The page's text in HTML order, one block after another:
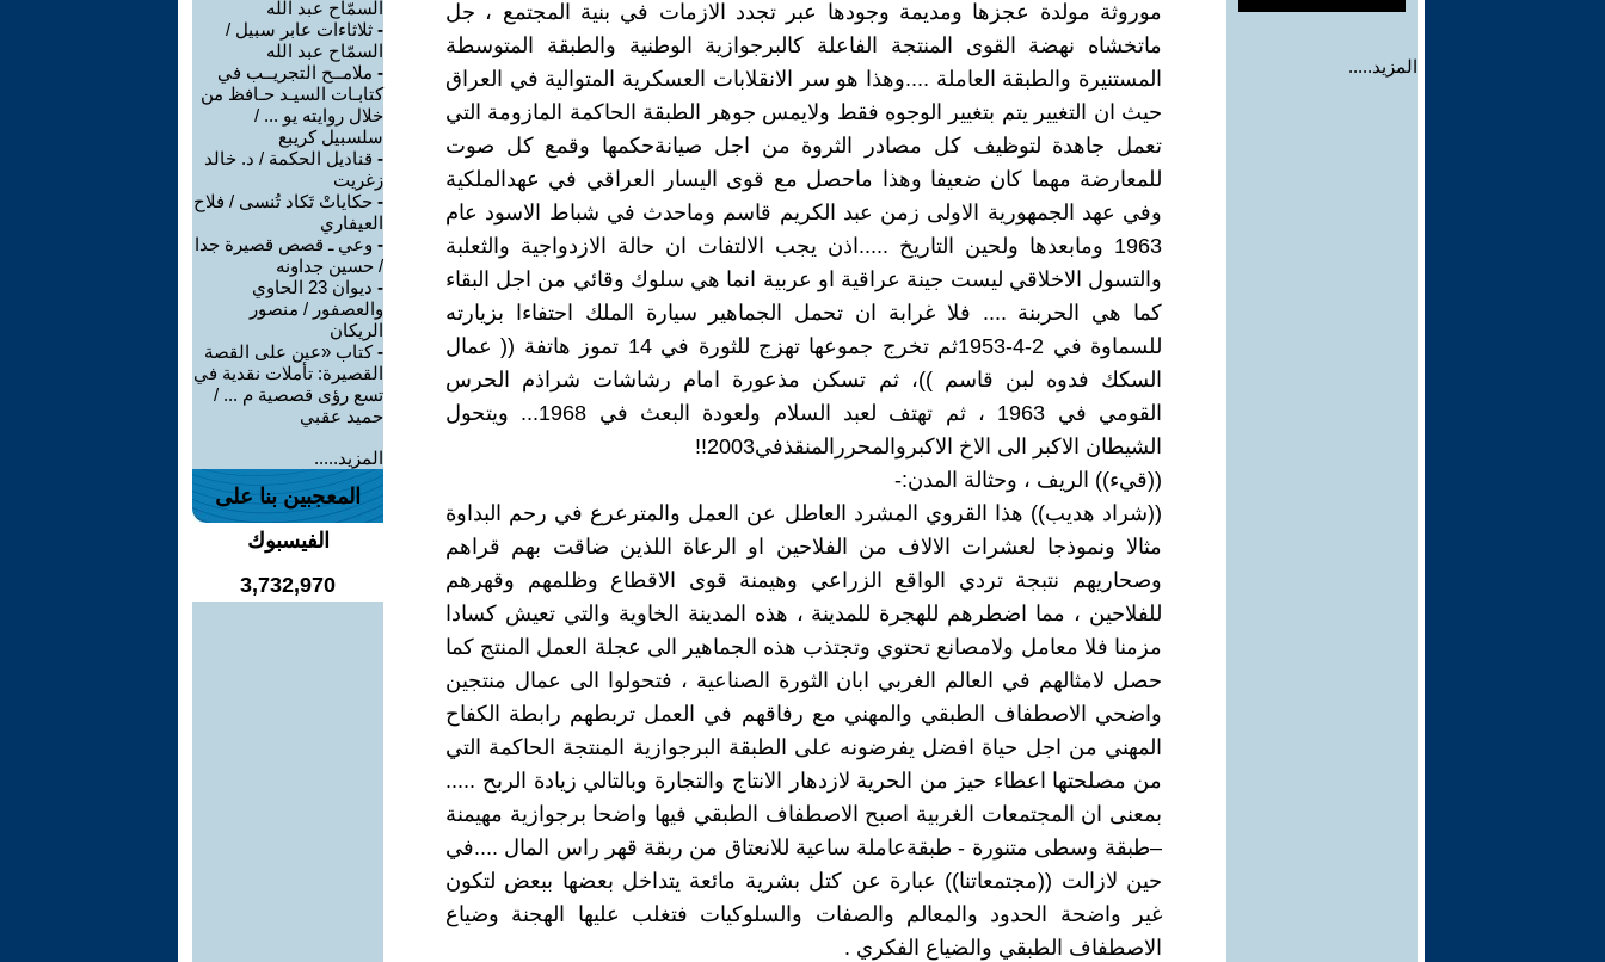
المزيد.....
موروثة مولدة عجزها ومديمة وجودها عبر تجدد الازمات في بنية المجتمع ، جل
ماتخشاه نهضة القوى المنتجة الفاعلة كالبرجوازية الوطنية والطبقة المتوسطة
المستنيرة والطبقة العاملة ....وهذا هو سر الانقلابات العسكرية المتوالية في العراق
حيث ان التغيير يتم بتغيير الوجوه فقط ولايمس جوهر الطبقة الحاكمة المازومة التي
تعمل جاهدة لتوظيف كل مصادر الثروة من اجل صيانةحكمها وقمع كل صوت
للمعارضة مهما كان ضعيفا وهذا ماحصل مع قوى اليسار العراقي في عهدالملكية
وفي عهد الجمهورية الاولى زمن عبد الكريم قاسم وماحدث في شباط الاسود عام
1963 ومابعدها ولحين التاريخ .....اذن يجب الالتفات ان حالة الازدواجية والثعلبة
والتسول الاخلاقي ليست جينة عراقية او عربية انما هي سلوك وقائي من اجل البقاء
كما هي الحربنة .... فلا غرابة ان تحمل الجماهير سيارة الملك احتفاءا بزيارته
للسماوة في 2-4-1953ثم تخرج جموعها تهزج للثورة في 14 تموز هاتفة (( عمال
السكك فدوه لبن قاسم ))، ثم تسكن مذعورة امام رشاشات شراذم الحرس
القومي في 1963 ، ثم تهتف لعبد السلام ولعودة البعث في 1968... ويتحول
الشيطان الاكبر الى الاخ الاكبروالمحررالمنقذفي2003!!
((قيء)) الريف ، وحثالة المدن:-
((شراد هديب)) هذا القروي المشرد العاطل عن العمل والمترعرع في رحم البداوة
مثالا ونموذجا لعشرات الالاف من الفلاحين او الرعاة اللذين ضاقت بهم قراهم
وصحاريهم نتبجة تردي الواقع الزراعي وهيمنة قوى الاقطاع وظلمهم وقهرهم
للفلاحين ، مما اضطرهم للهجرة للمدينة ، هذه المدينة الخاوية والتي تعيش كسادا
مزمنا فلا معامل ولامصانع تحتوي وتجتذب هذه الجماهير الى عجلة العمل المنتج كما
حصل لامثالهم في العالم الغربي ابان الثورة الصناعية ، فتحولوا الى عمال منتجين
واضحي الاصطفاف الطبقي والمهني مع رفاقهم في العمل تربطهم رابطة الكفاح
المهني من اجل حياة افضل يفرضونه على الطبقة البرجوازية المنتجة الحاكمة التي
من مصلحتها اعطاء حيز من الحرية لازدهار الانتاج والتجارة وبالتالي زيادة الربح .....
بمعنى ان المجتمعات الغربية اصبح الاصطفاف الطبقي فيها واضحا برجوازية مهيمنة
–طبقة وسطى متنورة - طبقةعاملة ساعية للانعتاق من ربقة قهر راس المال ....في
حين لازالت ((مجتمعاتنا)) عبارة عن كتل بشرية مائعة يتداخل بعضها ببعض لتكون
غير واضحة الحدود والمعالم والصفات والسلوكيات فتغلب عليها الهجنة وضياع
الاصطفاف الطبقي والضياع الفكري .
السمّاح عبد الله
- ثلاثاءات عابر سبيل /
السمّاح عبد الله
- ملامــح التجريــب في
كتابـات السيـد حـافظ من
خلال روايته يو ... /
سلسبيل كريبع
- قناديل الحكمة / د. خالد
زغريت
- حكاياتْ تَكاد تُنسى / فلاح
العيفاري
- وعي ـ قصص قصيرة جدا
/ حسين جداونه
-
ديوان 23 الحاوي
والعصفور / منصور
الريكان
-كتاب «عين على القصة
القصيرة: تأملات نقدية في
تسع رؤى قصصية م ... /
حميد عقبي
المزيد.....
المعجبين بنا على
الفيسبوك
3,732,970